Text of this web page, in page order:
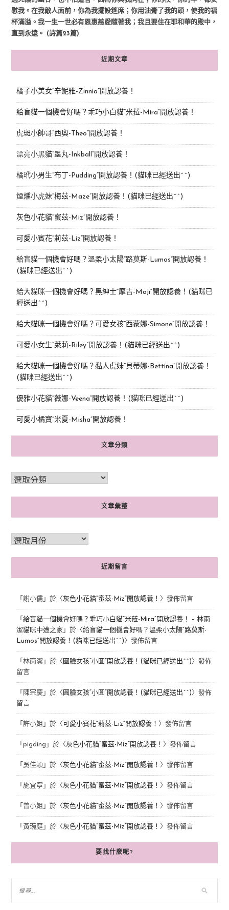
慰我。在我敵人面前，你為我擺設筵席；你用油膏了我的頭，使我的福
杯滿溢。我一生一世必有恩惠慈愛隨著我；我且要住在耶和華的殿中，
直到永遠。 (詩篇23篇)
近期文章
橘子小美女“辛妮雅-Zinnia”開放認養！
給盲貓一個機會好嗎？乖巧小白貓“米菈-Mira”開放認養！
虎斑小帥哥“西奧-Theo”開放認養！
漂亮小黑貓“墨丸-Inkball”開放認養！
橘玳小男生“布丁-Pudding”開放認養！(貓咪已經送出^^)
煙燻小虎妹“梅茲-Maze”開放認養！(貓咪已經送出^^)
灰色小花貓“蜜茲-Miz”開放認養！
可愛小賓花“莉茲-Liz”開放認養！
給盲貓一個機會好嗎？溫柔小太陽“路莫斯-Lumos”開放認養！
(貓咪已經送出^^)
給大貓咪一個機會好嗎？黑紳士“摩吉-Moji”開放認養！(貓咪已
經送出^^)
給大貓咪一個機會好嗎？可愛女孩“西蒙娜-Simone“開放認養！
可愛小女生“萊莉-Riley”開放認養！(貓咪已經送出^^)
給大貓咪一個機會好嗎？黏人虎妹“貝蒂娜-Bettina”開放認養！
(貓咪已經送出^^)
優雅小花貓“薇娜-Veena”開放認養！(貓咪已經送出^^)
可愛小橘寶”米夏-Misha”開放認養！
文章分類
文章彙整
近期留言
「 謝小儒」於〈灰色小花貓“蜜茲-Miz”開放認養！ 〉發佈留言
「 給盲貓一個機會好嗎？乖巧小白貓“米菈-Mira”開放認養！ – 林雨
潔貓咪中途之家 」於〈給盲貓一個機會好嗎？溫柔小太陽“路莫斯-
Lumos”開放認養！(貓咪已經送出^^)〉發佈留言
「 林雨潔 」於〈 圓臉女孩“小圓”開放認養！(貓咪已經送出^^)〉發佈
留言
「 陳宗慶」於〈 圓臉女孩“小圓”開放認養！(貓咪已經送出^^)〉發佈
留言
「 許小姐 」於〈 可愛小賓花“莉茲-Liz”開放認養！ 〉發佈留言
「 pigding 」於〈灰色小花貓“蜜茲-Miz”開放認養！ 〉發佈留言
「 吳佳穎 」於〈灰色小花貓“蜜茲-Miz”開放認養！ 〉發佈留言
「 施宜寧 」於〈灰色小花貓“蜜茲-Miz”開放認養！ 〉發佈留言
「 曾小姐 」於〈灰色小花貓“蜜茲-Miz”開放認養！ 〉發佈留言
「 黃琬庭」於〈灰色小花貓“蜜茲-Miz”開放認養！ 〉發佈留言
要找什麼呢?